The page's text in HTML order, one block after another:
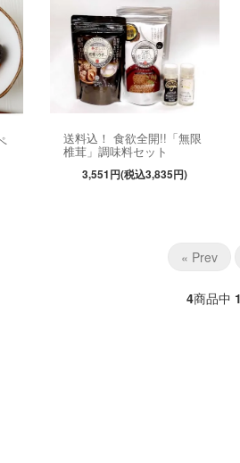
送料込！ 食欲全開!!「無限
椎茸」調味料セット
3,551円(税込3,835円)
« Prev
4商品中